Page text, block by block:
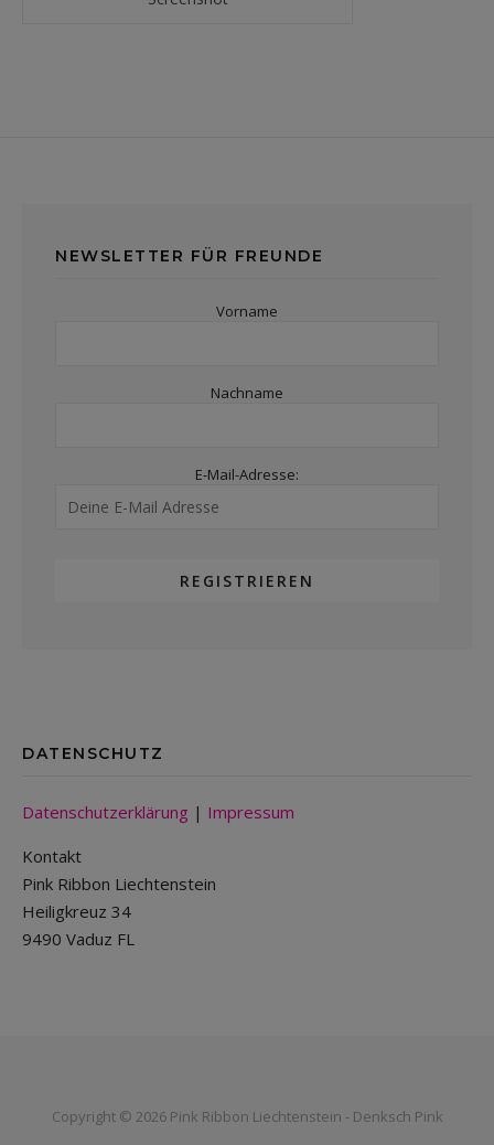
NEWSLETTER FÜR FREUNDE
Vorname
Nachname
E-Mail-Adresse:
DATENSCHUTZ
Datenschutzerklärung | Impressum
Kontakt
Pink Ribbon Liechtenstein
Heiligkreuz 34
9490 Vaduz FL
Copyright © 2026 Pink Ribbon Liechtenstein - Denksch Pink